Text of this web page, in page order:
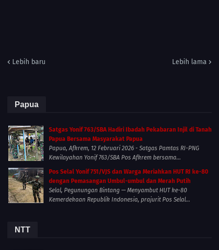
Lebih baru Lebih lama
Papua
Satgas Yonif 763/SBA Hadiri Ibadah Pekabaran Injil di Tanah
Papua Bersama Masyarakat Papua
Papua, Afkrem, 12 Februari 2026 - Satgas Pamtas RI-PNG
Kewilayahan Yonif 763/SBA Pos Afkrem bersama...
Pos Selal Yonif 751/VJS dan Warga Meriahkan HUT RI ke-80
dengan Pemasangan Umbul-umbul dan Merah Putih
Selal, Pegunungan Bintang — Menyambut HUT ke-80
Kemerdekaan Republik Indonesia, prajurit Pos Selal...
NTT